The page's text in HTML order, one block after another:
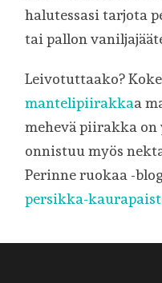
halutessasi tarjota
tai pallon
Leivotuttaako?
mantelipiirakkaa
mehevä piirakka on
onnistuu myös
Perinne ruokaa -
persikka-